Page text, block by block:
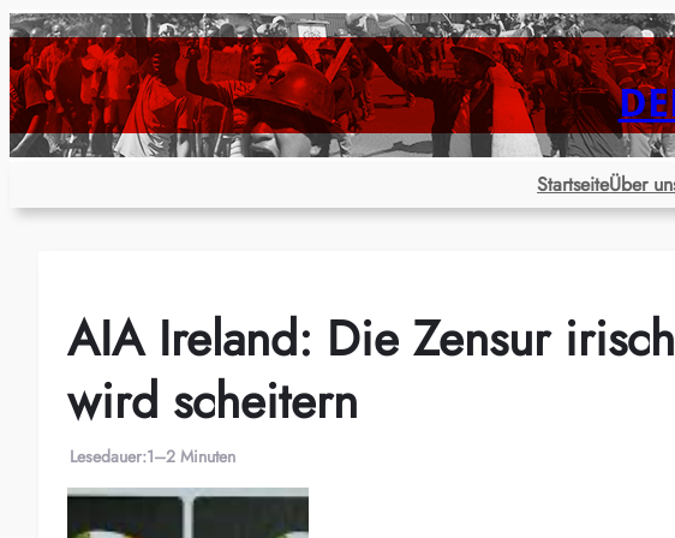
Zum
Inhalt
springen
StartseiteÜber
AIA Ireland: Die Zensur
wird scheitern
Lesedauer:1–2 Minuten